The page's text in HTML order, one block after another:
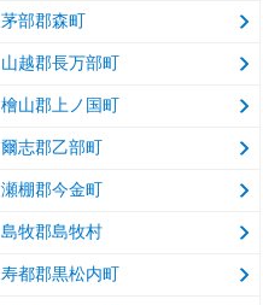
茅部郡森町
山越郡長万部町
檜山郡上ノ国町
爾志郡乙部町
瀬棚郡今金町
島牧郡島牧村
寿都郡黒松内町